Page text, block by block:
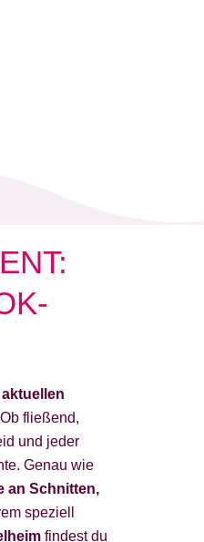
aktuellen
Ob fließend,
und jeder
Genau wie
an Schnitten,
speziell
findest du